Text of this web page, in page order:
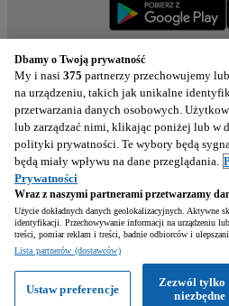
Napisz
Zadzwoń
Dbamy o Twoją prywatność
My i nasi 375 partnerzy przechowujemy
na urządzeniu, takich jak unikalne
przetwarzania danych osobowych.
lub zarządzać nimi, klikając poniżej lub w
polityki prywatności. Te wybory będą
będą miały wpływu na dane przeglądania.
Prywatności
Wraz z naszymi partnerami przetwarzamy
Użycie dokładnych danych geolokalizacyjnych. Aktywne
identyfikacji. Przechowywanie informacji na urządzeniu
treści, pomiar reklam i treści, badnie odbiorców i
Lista partnerów (dostawców)
Zezwól tylko
niezbędne
Ustaw preferencje